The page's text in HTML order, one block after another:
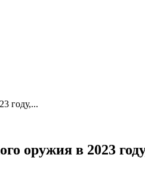
году,...
оружия в 2023